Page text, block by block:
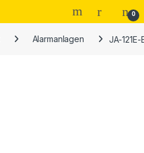
0
Alarmanlagen JA-121E-